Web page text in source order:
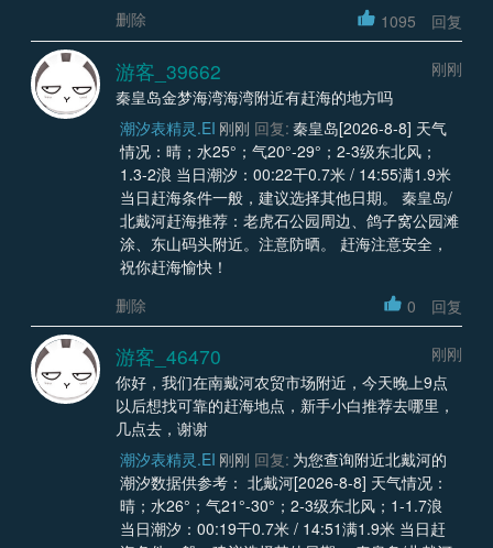
删除
1095 回复
游客_39662
刚刚
秦皇岛金梦海湾海湾附近有赶海的地方吗
潮汐表精灵.EI 刚刚 回复: 秦皇岛[2026-8-8] 天气
情况：晴；水25°；气20°-29°；2-3级东北风；
1.3-2浪 当日潮汐：00:22干0.7米 / 14:55满1.9米
当日赶海条件一般，建议选择其他日期。 秦皇岛/
北戴河赶海推荐：老虎石公园周边、鸽子窝公园滩
涂、东山码头附近。注意防晒。 赶海注意安全，
祝你赶海愉快！
删除
0 回复
游客_46470
刚刚
你好，我们在南戴河农贸市场附近，今天晚上9点
以后想找可靠的赶海地点，新手小白推荐去哪里，
几点去，谢谢
潮汐表精灵.EI 刚刚 回复: 为您查询附近北戴河的
潮汐数据供参考： 北戴河[2026-8-8] 天气情况：
晴；水26°；气21°-30°；2-3级东北风；1-1.7浪
当日潮汐：00:19干0.7米 / 14:51满1.9米 当日赶